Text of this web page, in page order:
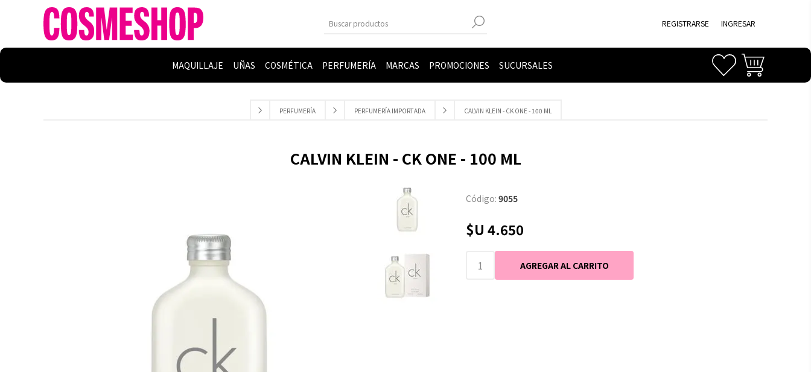
REGISTRARSE INGRESAR
MAQUILLAJE UÑAS COSMÉTICA PERFUMERÍA MARCAS PROMOCIONES SUCURSALES
PERFUMERÍA PERFUMERÍA IMPORTADA CALVIN KLEIN - CK ONE - 100 ML
CALVIN KLEIN - CK ONE - 100 ML
Código: 9055
$U 4.650